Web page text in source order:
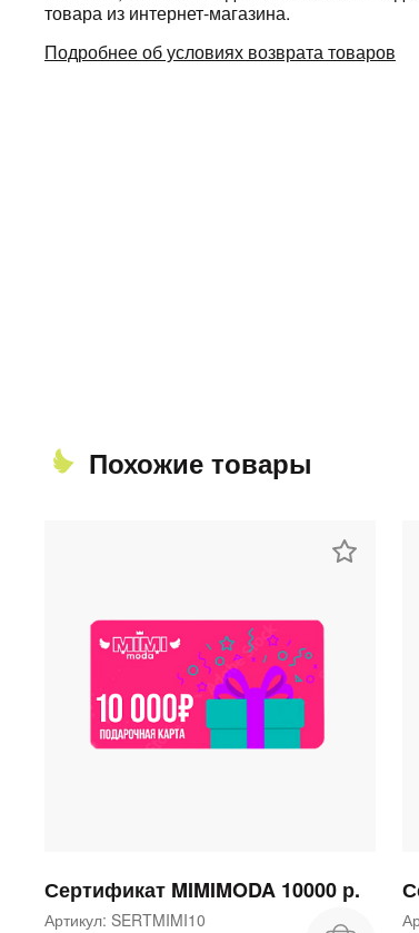
товара из интернет-магазина.
Подробнее об условиях возврата товаров
Похожие товары
Сертификат MIMIMODA 10000 р.
Артикул: SERTMIMI10